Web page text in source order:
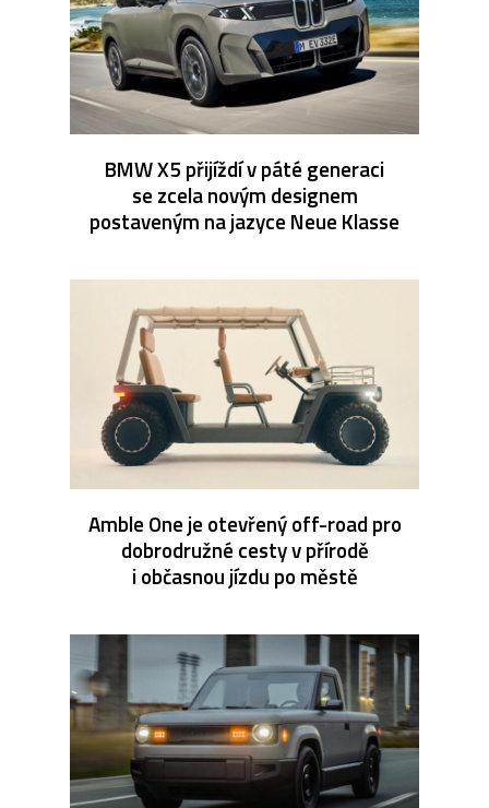
BMW X5 přijíždí v páté generaci
se zcela novým designem
postaveným na jazyce Neue Klasse
Amble One je otevřený off-road pro
dobrodružné cesty v přírodě
i občasnou jízdu po městě